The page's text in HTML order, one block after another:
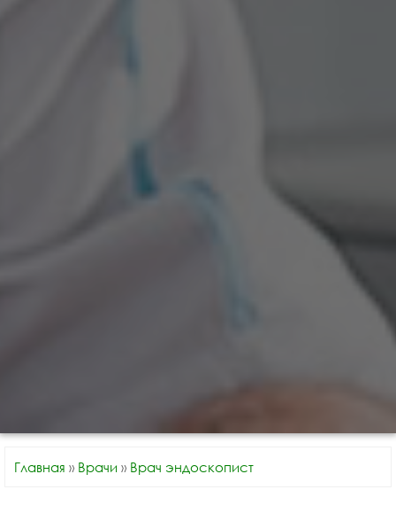
Главная » Врачи » Врач эндоскопист